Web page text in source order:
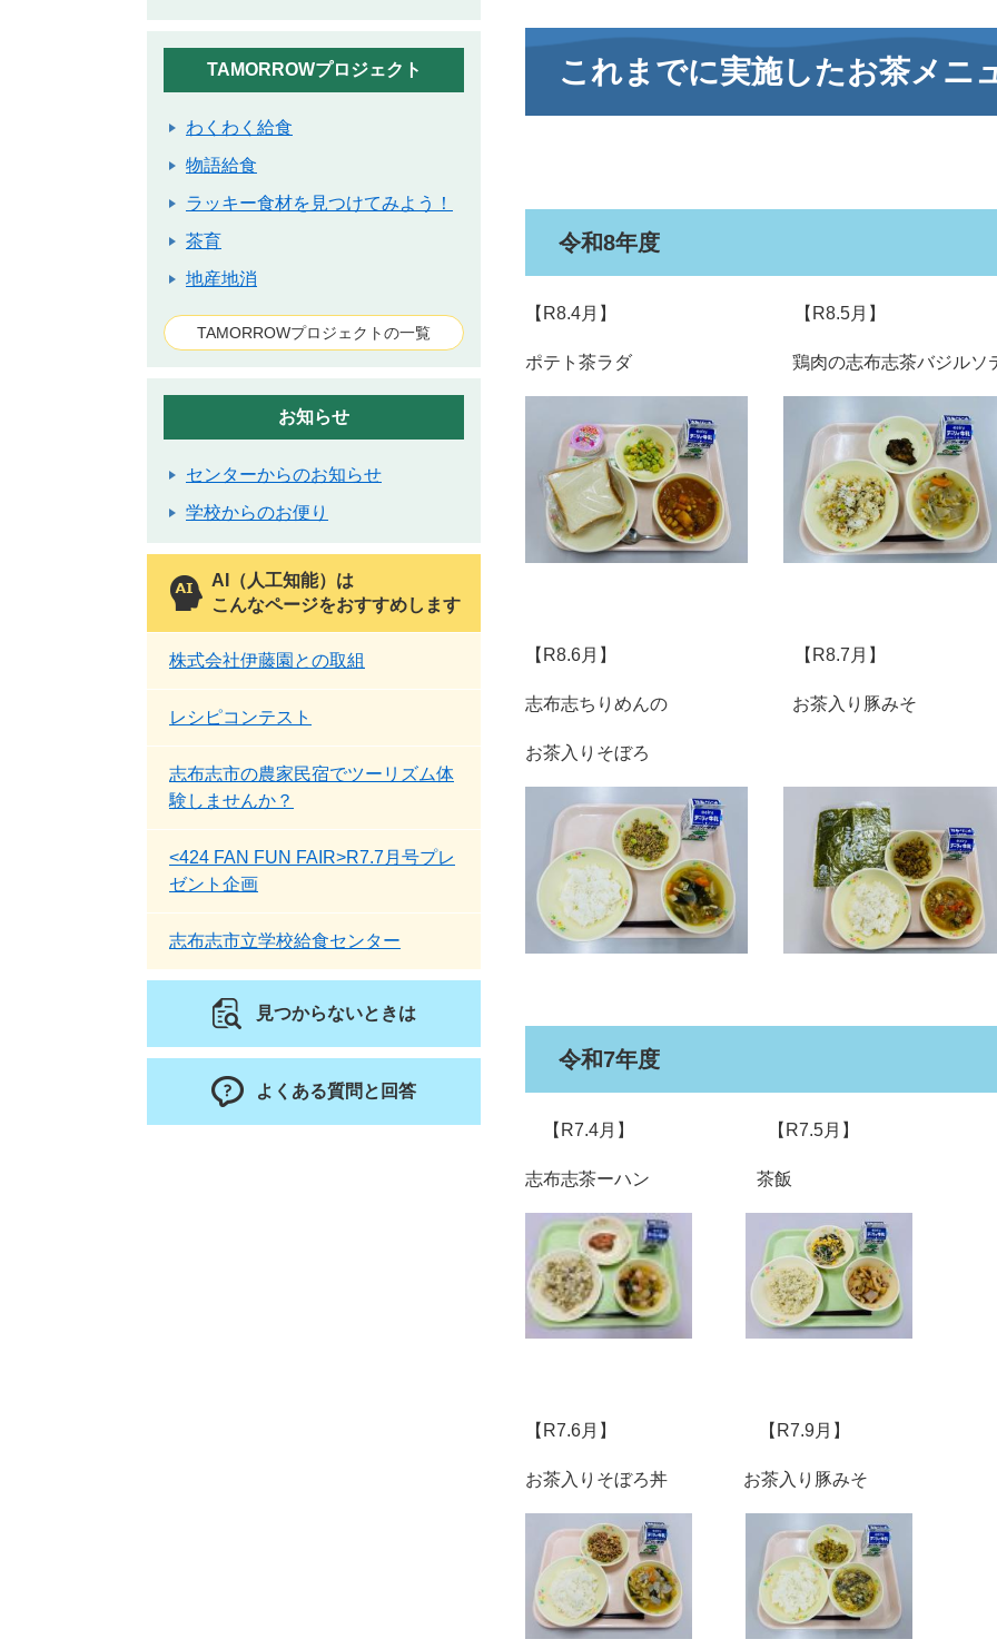
これまでに実施したお茶メニ
​令和8年度
【R8.4月】 【R8.5月】
ポテト茶ラダ 鶏肉の志布志茶バジルソ
【R8.6月】 【R8.7月】
志布志ちりめんの お茶入り豚みそ
お茶入りそぼろ
令和7年度
【R7.4月】 【R7.5月】
志布志茶ーハン 茶飯
【R7.6月】 【R7.9月】
お茶入りそぼろ丼 お茶入り豚みそ
TAMORROWプロジェクト
わくわく給食
物語給食
ラッキー食材を見つけてみよう！
茶育
地産地消
TAMORROWプロジェクトの一覧
お知らせ
センターからのお知らせ
学校からのお便り
AI（人工知能）は
こんなページをおすすめします
株式会社伊藤園との取組
レシピコンテスト
志布志市の農家民宿でツーリズム体
験しませんか？
<424 FAN FUN FAIR>R7.7月号プレ
ゼント企画
志布志市立学校給食センター
見つからないときは
よくある質問と回答